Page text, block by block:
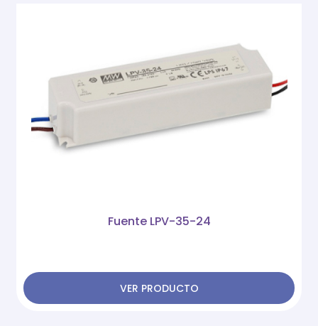
Fuente LPV-35-24
VER PRODUCTO